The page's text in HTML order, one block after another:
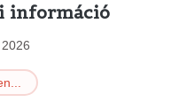
információ
2026